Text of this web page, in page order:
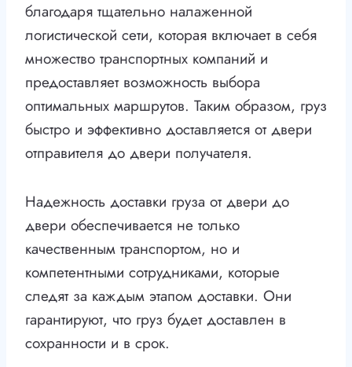
благодаря тщательно налаженной
логистической сети, которая включает в себя
множество транспортных компаний и
предоставляет возможность выбора
оптимальных маршрутов. Таким образом, груз
быстро и эффективно доставляется от двери
отправителя до двери получателя.
Надежность доставки груза от двери до
двери обеспечивается не только
качественным транспортом, но и
компетентными сотрудниками, которые
следят за каждым этапом доставки. Они
гарантируют, что груз будет доставлен в
сохранности и в срок.